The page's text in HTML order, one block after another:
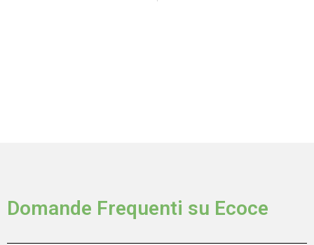
Domande Frequenti su Ecoce